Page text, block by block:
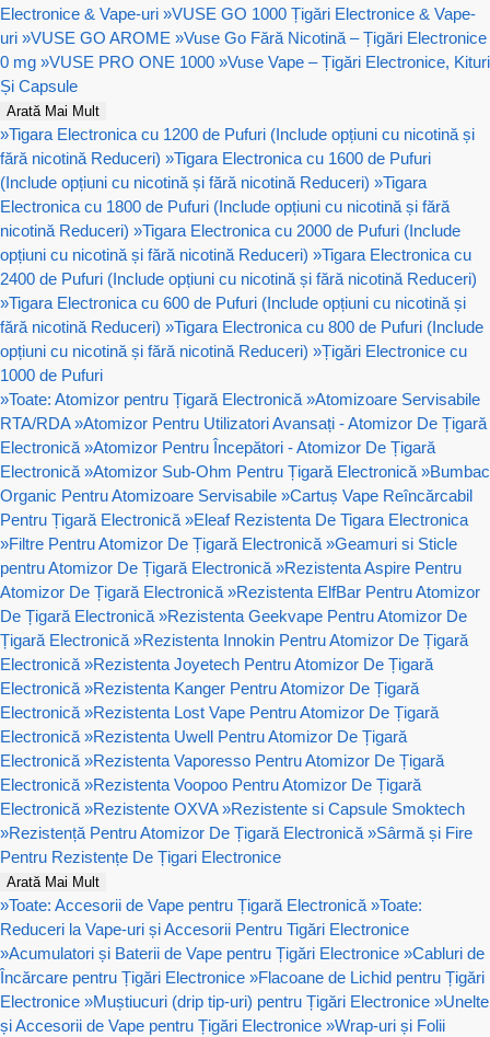
Electronice & Vape-uri »VUSE GO 1000 Țigări Electronice & Vape-
uri »VUSE GO AROME »Vuse Go Fără Nicotină – Țigări Electronice
0 mg »VUSE PRO ONE 1000 »Vuse Vape – Țigări Electronice, Kituri
Și Capsule
Arată Mai Mult
»Tigara Electronica cu 1200 de Pufuri (Include opțiuni cu nicotină și
fără nicotină Reduceri) »Tigara Electronica cu 1600 de Pufuri
(Include opțiuni cu nicotină și fără nicotină Reduceri) »Tigara
Electronica cu 1800 de Pufuri (Include opțiuni cu nicotină și fără
nicotină Reduceri) »Tigara Electronica cu 2000 de Pufuri (Include
opțiuni cu nicotină și fără nicotină Reduceri) »Tigara Electronica cu
2400 de Pufuri (Include opțiuni cu nicotină și fără nicotină Reduceri)
»Tigara Electronica cu 600 de Pufuri (Include opțiuni cu nicotină și
fără nicotină Reduceri) »Tigara Electronica cu 800 de Pufuri (Include
opțiuni cu nicotină și fără nicotină Reduceri) »Țigări Electronice cu
1000 de Pufuri
»Toate: Atomizor pentru Țigară Electronică »Atomizoare Servisabile
RTA/RDA »Atomizor Pentru Utilizatori Avansați - Atomizor De Țigară
Electronică »Atomizor Pentru Începători - Atomizor De Țigară
Electronică »Atomizor Sub-Ohm Pentru Țigară Electronică »Bumbac
Organic Pentru Atomizoare Servisabile »Cartuș Vape Reîncărcabil
Pentru Țigară Electronică »Eleaf Rezistenta De Tigara Electronica
»Filtre Pentru Atomizor De Țigară Electronică »Geamuri si Sticle
pentru Atomizor De Țigară Electronică »Rezistenta Aspire Pentru
Atomizor De Țigară Electronică »Rezistenta ElfBar Pentru Atomizor
De Țigară Electronică »Rezistenta Geekvape Pentru Atomizor De
Țigară Electronică »Rezistenta Innokin Pentru Atomizor De Țigară
Electronică »Rezistenta Joyetech Pentru Atomizor De Țigară
Electronică »Rezistenta Kanger Pentru Atomizor De Țigară
Electronică »Rezistenta Lost Vape Pentru Atomizor De Țigară
Electronică »Rezistenta Uwell Pentru Atomizor De Țigară
Electronică »Rezistenta Vaporesso Pentru Atomizor De Țigară
Electronică »Rezistenta Voopoo Pentru Atomizor De Țigară
Electronică »Rezistente OXVA »Rezistente si Capsule Smoktech
»Rezistență Pentru Atomizor De Țigară Electronică »Sârmă și Fire
Pentru Rezistențe De Țigari Electronice
Arată Mai Mult
»Toate: Accesorii de Vape pentru Țigară Electronică »Toate:
Reduceri la Vape-uri și Accesorii Pentru Tigări Electronice
»Acumulatori și Baterii de Vape pentru Țigări Electronice »Cabluri de
Încărcare pentru Țigări Electronice »Flacoane de Lichid pentru Țigări
Electronice »Muștiucuri (drip tip-uri) pentru Țigări Electronice »Unelte
și Accesorii de Vape pentru Țigări Electronice »Wrap-uri și Folii